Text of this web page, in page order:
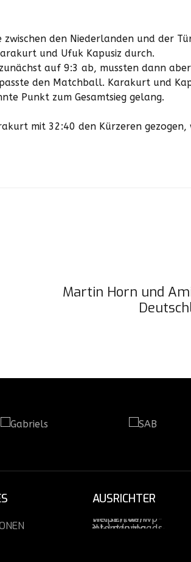
den Niederlanden und der
und Ufuk Kapusiz durch.
auf 9:3 ab, mussten dann
den Matchball. Karakurt und
Punkt zum Gesamtsieg gelang.
mit 32:40 den Kürzeren
Martin Horn und
AUSRICHTER